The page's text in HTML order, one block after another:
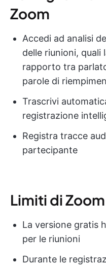
Zoom
Accedi ad analisi
delle riunioni, quali
rapporto tra
parole di
Trascrivi
registrazione
Registra tracce
partecipante
Limiti di Zoom
La versione gratis
per le riunioni
Durante le